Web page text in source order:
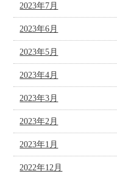
2023年7月
2023年6月
2023年5月
2023年4月
2023年3月
2023年2月
2023年1月
2022年12月